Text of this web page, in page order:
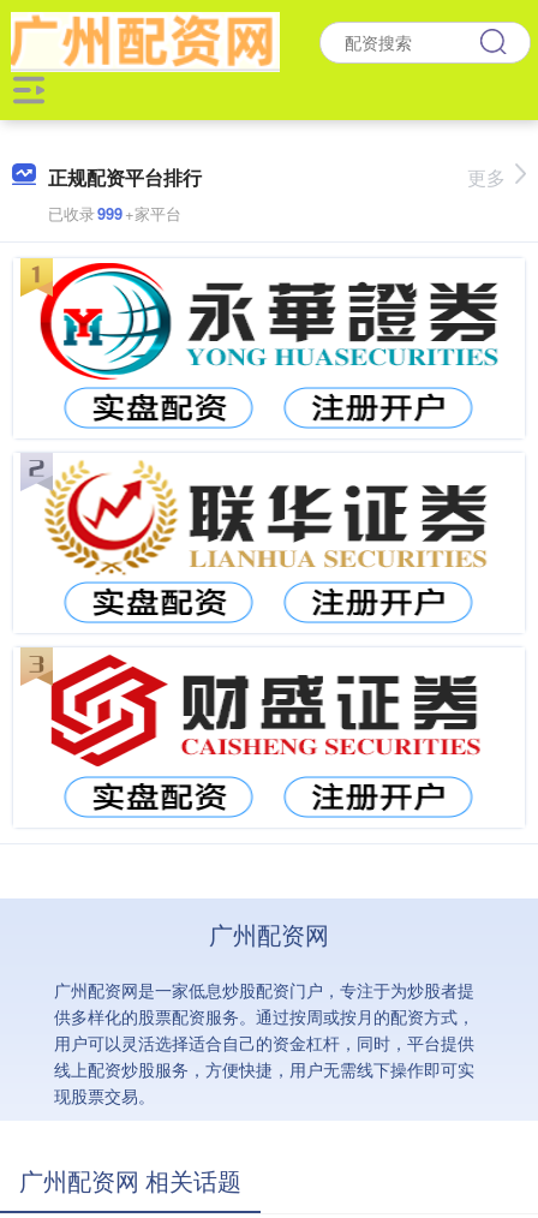
正规配资平台排行
已收录999+家平台
更多
广州配资网
广州配资网是一家低息炒股配资门户，专注于为炒股者提
供多样化的股票配资服务。通过按周或按月的配资方式，
用户可以灵活选择适合自己的资金杠杆，同时，平台提供
线上配资炒股服务，方便快捷，用户无需线下操作即可实
现股票交易。
广州配资网 相关话题